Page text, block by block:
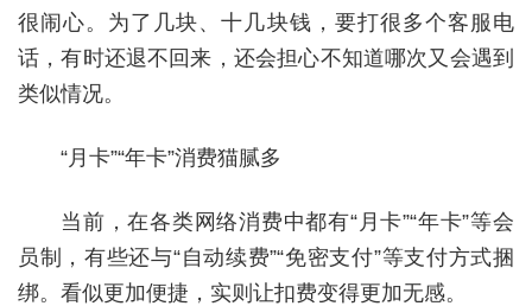
很闹心。为了几块、十几块钱，要打很多个客服电
话，有时还退不回来，还会担心不知道哪次又会遇到
类似情况。
“月卡”“年卡”消费猫腻多
当前，在各类网络消费中都有“月卡”“年卡”等会
员制，有些还与“自动续费”“免密支付”等支付方式捆
绑。看似更加便捷，实则让扣费变得更加无感。